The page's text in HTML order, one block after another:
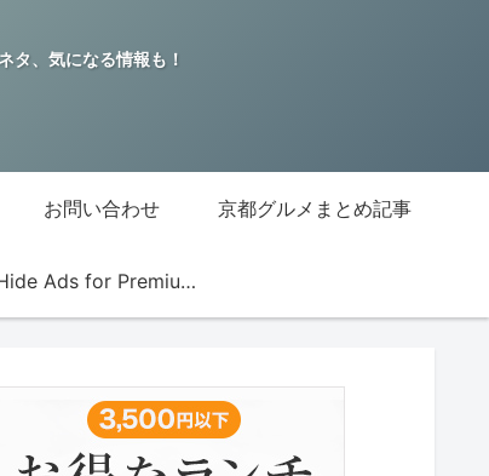
タ、気になる情報も！
お問い合わせ 京都グルメまとめ記事
Hide Ads for Premium Members